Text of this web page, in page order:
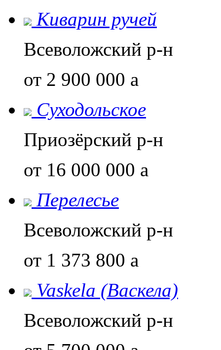
Киварин ручей
Всеволожский р-н
от 2 900 000 a
Суходольское
Приозёрский р-н
от 16 000 000 a
Перелесье
Всеволожский р-н
от 1 373 800 a
Vaskela (Васкела)
Всеволожский р-н